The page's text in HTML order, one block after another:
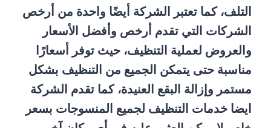
التلف، كما تعتبر الشركة أيضًا واحدة من أرخص
الشركات التي تقدم أرخص وأفضل الأسعار
والعروض لعملية التنظيف، حيث توفر أسعارًا
مناسبة حتى يتمكن الجميع من التنظيف بشكل
مستمر وإزالة البقع العنيدة، كما تقدم الشركة
ايضا خدمات التنظيف لجميع المنسوجات بسعر